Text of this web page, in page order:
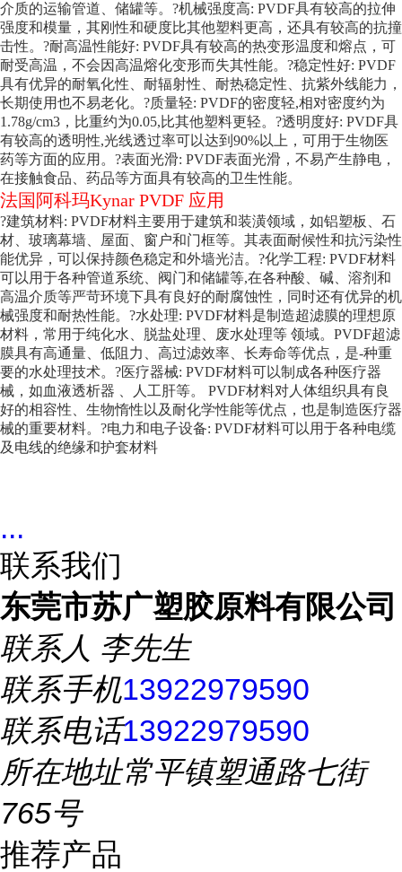
介质的运输管道、储罐等。 ?机械强度高: PVDF具有较高的拉伸
强度和模量，其刚性和硬度比其他塑料更高，还具有较高的抗撞
击性。 ?耐高温性能好: PVDF具有较高的热变形温度和熔点，可
耐受高温，不会因高温熔化变形而失其性能。 ?稳定性好: PVDF
具有优异的耐氧化性、耐辐射性、耐热稳定性、抗紫外线能力，
长期使用也不易老化。 ?质量轻: PVDF的密度轻,相对密度约为
1.78g/cm3，比重约为0.05,比其他塑料更轻。 ?透明度好: PVDF具
有较高的透明性,光线透过率可以达到90%以上，可用于生物医
药等方面的应用。 ?表面光滑: PVDF表面光滑，不易产生静电，
在接触食品、药品等方面具有较高的卫生性能。
法国阿科玛Kynar PVDF 应用
?建筑材料: PVDF材料主要用于建筑和装潢领域，如铝塑板、石
材、玻璃幕墙、屋面、窗户和门框等。其表面耐候性和抗污染性
能优异，可以保持颜色稳定和外墙光洁。 ?化学工程: PVDF材料
可以用于各种管道系统、阀门和储罐等,在各种酸、碱、溶剂和
高温介质等严苛环境下具有良好的耐腐蚀性，同时还有优异的机
械强度和耐热性能。 ?水处理: PVDF材料是制造超滤膜的理想原
材料，常用于纯化水、脱盐处理、废水处理等 领域。PVDF超滤
膜具有高通量、低阻力、高过滤效率、长寿命等优点，是-种重
要的水处理技术。 ?医疗器械: PVDF材料可以制成各种医疗器
械，如血液透析器 、人工肝等。 PVDF材料对人体组织具有良
好的相容性、生物惰性以及耐化学性能等优点，也是制造医疗器
械的重要材料。 ?电力和电子设备: PVDF材料可以用于各种电缆
及电线的绝缘和护套材料
...
联系我们
东莞市苏广塑胶原料有限公司
联系人 李先生
联系手机13922979590
联系电话13922979590
所在地址常平镇塑通路七街
765号
推荐产品